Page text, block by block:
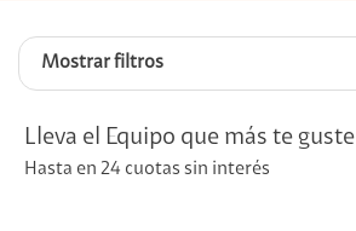
Mostrar filtros
Lleva el Equipo que más te guste
Hasta en 24 cuotas sin interés